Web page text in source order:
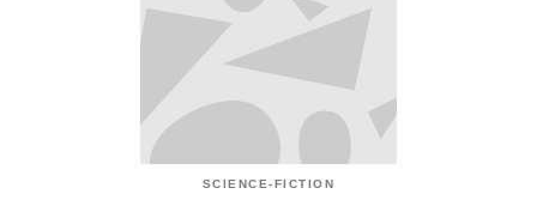
SCIENCE-FICTION